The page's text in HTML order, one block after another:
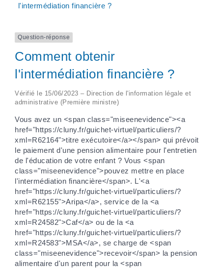
l'intermédiation financière ?
Question-réponse
Comment obtenir
l'intermédiation financière ?
Vérifié le 15/06/2023 – Direction de l'information légale et
administrative (Première ministre)
Vous avez un <span class="miseenevidence"><a
href="https://cluny.fr/guichet-virtuel/particuliers/?
xml=R62164">titre exécutoire</a></span> qui prévoit
le paiement d'une pension alimentaire pour l'entretien
de l'éducation de votre enfant ? Vous <span
class="miseenevidence">pouvez mettre en place
l'intermédiation financière</span>. L'<a
href="https://cluny.fr/guichet-virtuel/particuliers/?
xml=R62155">Aripa</a>, service de la <a
href="https://cluny.fr/guichet-virtuel/particuliers/?
xml=R24582">Caf</a> ou de la <a
href="https://cluny.fr/guichet-virtuel/particuliers/?
xml=R24583">MSA</a>, se charge de <span
class="miseenevidence">recevoir</span> la pension
alimentaire d'un parent pour la <span